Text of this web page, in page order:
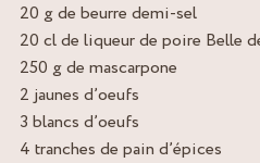
20 g de beurre demi-sel
20 cl de liqueur de poire Belle
250 g de mascarpone
2 jaunes d’oeufs
3 blancs d’oeufs
4 tranches de pain d’épices